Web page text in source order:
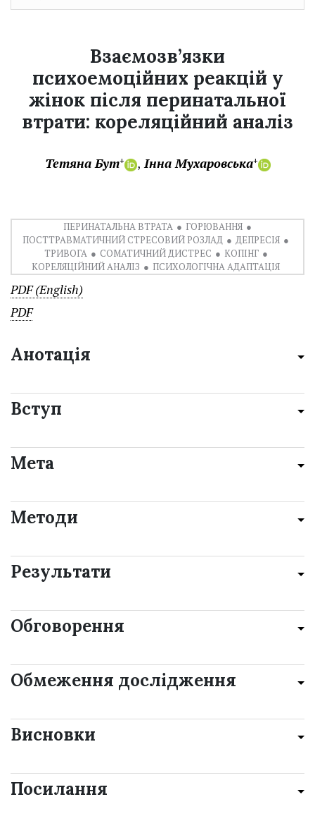
Взаємозв’язки
психоемоційних реакцій у
жінок після перинатальної
втрати: кореляційний аналіз
Тетяна Бут+ Інна Мухаровська+
ПЕРИНАТАЛЬНА ВТРАТА
ГОРЮВАННЯ
ПОСТТРАВМАТИЧНИЙ СТРЕСОВИЙ РОЗЛАД
ДЕПРЕСІЯ
ТРИВОГА
СОМАТИЧНИЙ ДИСТРЕС
КОПІНГ
КОРЕЛЯЦІЙНИЙ АНАЛІЗ
ПСИХОЛОГІЧНА АДАПТАЦІЯ
PDF (English)
PDF
Анотація
Вступ
Мета
Методи
Результати
Обговорення
Обмеження дослідження
Висновки
Посилання